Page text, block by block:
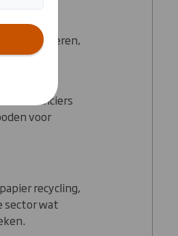
beheren,
ons
leveranciers
voor
recycling,
sector wat